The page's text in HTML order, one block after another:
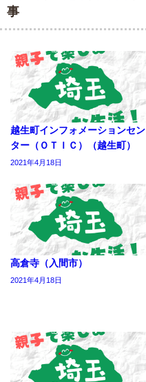
事
越生町インフォメーションセン
ター（ＯＴＩＣ）（越生町）
2021年4月18日
高倉寺（入間市）
2021年4月18日